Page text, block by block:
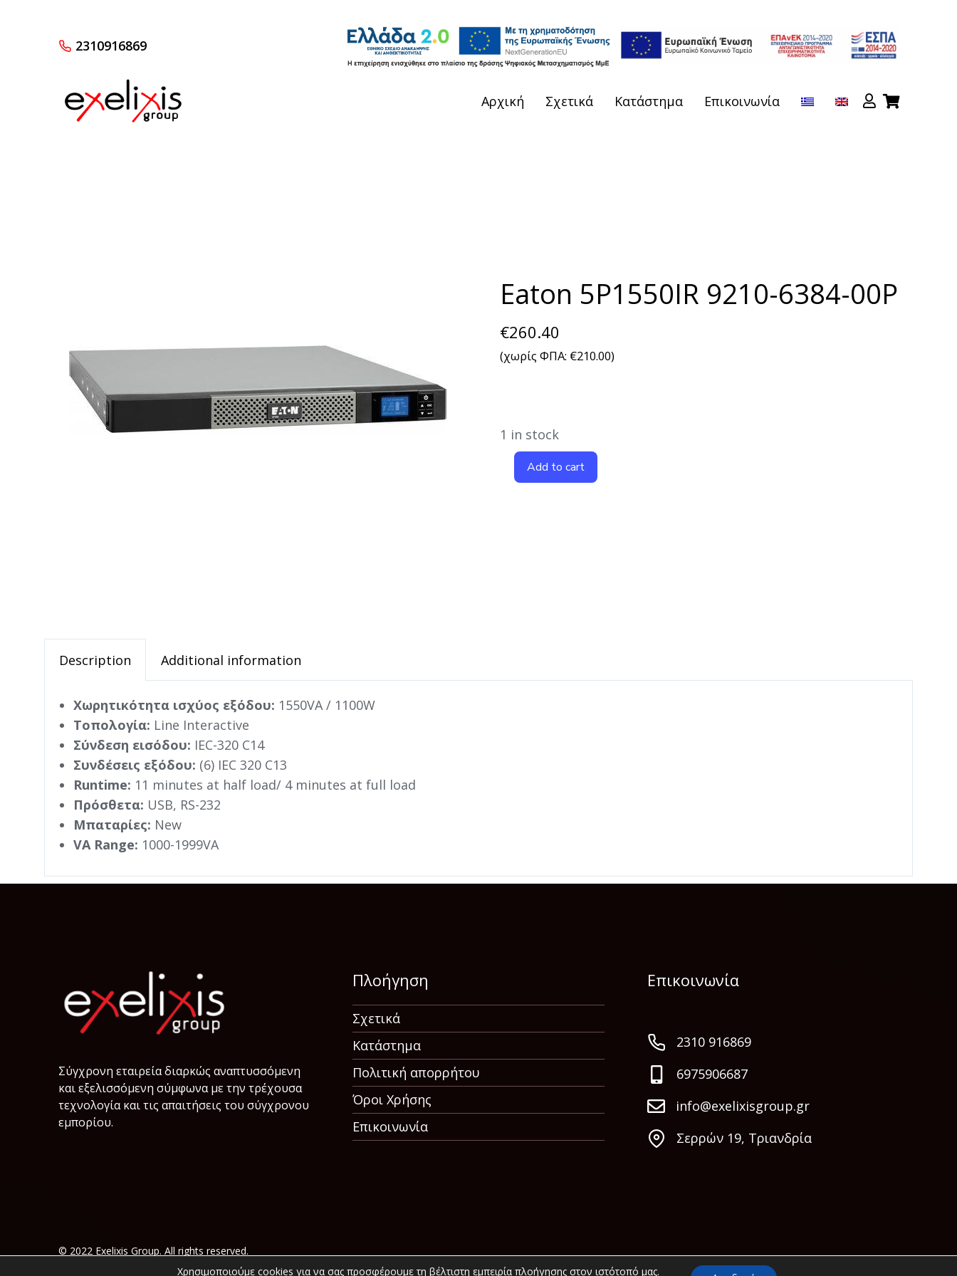
2310916869
Αρχική Σχετικά Κατάστημα Επικοινωνία
Eaton 5P1550IR 9210-6384-00P
€260.40
(χωρίς ΦΠΑ: €210.00)
1 in stock
Add to cart
Description Additional information
Χωρητικότητα ισχύος εξόδου: 1550VA / 1100W
Τοπολογία: Line Interactive
Σύνδεση εισόδου: IEC-320 C14
Συνδέσεις εξόδου: (6) IEC 320 C13
Runtime: 11 minutes at half load/ 4 minutes at full load
Πρόσθετα: USB, RS-232
Μπαταρίες: New
VA Range: 1000-1999VA
Σύγχρονη εταιρεία διαρκώς αναπτυσσόμενη
και εξελισσόμενη σύμφωνα µε την τρέχουσα
τεχνολογία και τις απαιτήσεις του σύγχρονου
εμπορίου.
Πλοήγηση
Σχετικά
Κατάστημα
Πολιτική απορρήτου
Όροι Χρήσης
Επικοινωνία
Επικοινωνία
2310 916869
6975906687
info@exelixisgroup.gr
Σερρών 19, Τριανδρία
© 2022 Exelixis Group. All rights reserved.
Χρησιμοποιούμε cookies για να σας προσφέρουμε τη βέλτιστη εμπειρία πλοήγησης στον ιστότοπό μας.